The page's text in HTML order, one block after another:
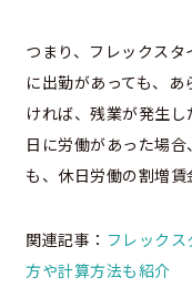
つまり、フレックス
に出勤があっても、
ければ、残業が発生
日に労働があった場
も、休日労働の割増賃
関連記事： フレック
方や計算方法も紹介